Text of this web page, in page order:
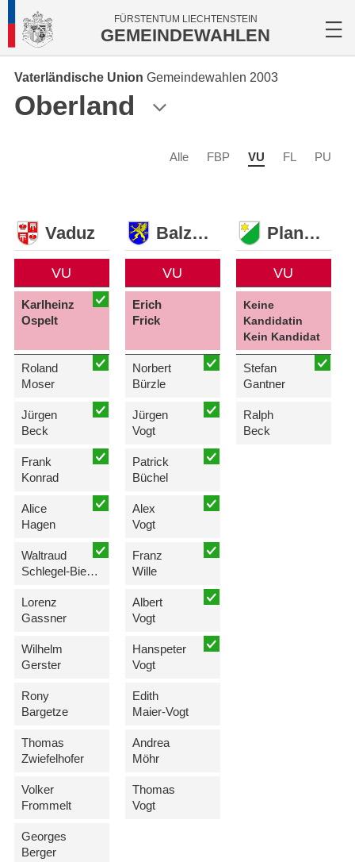
FÜRSTENTUM LIECHTENSTEIN
GEMEINDEWAHLEN
Vaterländische Union Gemeindewahlen 2003
Oberland
Alle FBP VU FL PU
Vaduz
VU
Karlheinz
Ospelt
Roland
Moser
Jürgen
Beck
Frank
Konrad
Alice
Hagen
Waltraud
Schlegel-Biedermann
Lorenz
Gassner
Wilhelm
Gerster
Rony
Bargetze
Thomas
Zwiefelhofer
Volker
Frommelt
Georges
Berger
Balzers
VU
Erich
Frick
Norbert
Bürzle
Jürgen
Vogt
Patrick
Büchel
Alex
Vogt
Franz
Wille
Albert
Vogt
Hanspeter
Vogt
Edith
Maier-Vogt
Andrea
Möhr
Thomas
Vogt
Planken
VU
Keine
Kandidatin
Kein Kandidat
Stefan
Gantner
Ralph
Beck